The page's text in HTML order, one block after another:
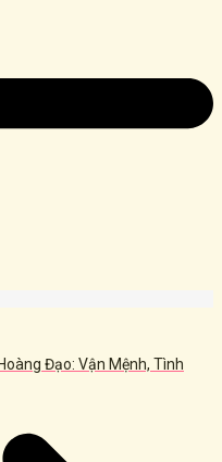
Đạo: Vận Mệnh, Tình